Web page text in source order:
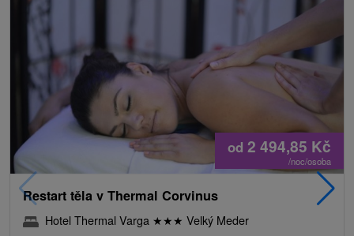
od 2 494,85 Kč
/noc/osoba
Restart těla v Thermal Corvinus
Hotel Thermal Varga ★★★ Velký Meder